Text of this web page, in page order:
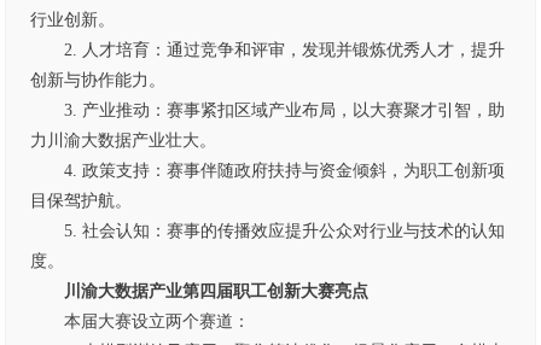
行业创新。
2. 人才培育：通过竞争和评审，发现并锻炼优秀人才，提升
创新与协作能力。
3. 产业推动：赛事紧扣区域产业布局，以大赛聚才引智，助
力川渝大数据产业壮大。
4. 政策支持：赛事伴随政府扶持与资金倾斜，为职工创新项
目保驾护航。
5. 社会认知：赛事的传播效应提升公众对行业与技术的认知
度。
川渝大数据产业第四届职工创新大赛亮点
本届大赛设立两个赛道：